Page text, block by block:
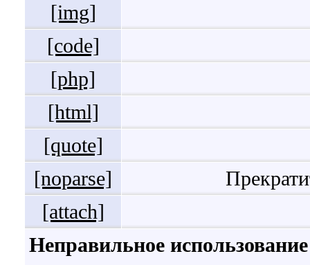
[img]
[code]
[php]
[html]
[quote]
[noparse]
[attach]
Неправильное